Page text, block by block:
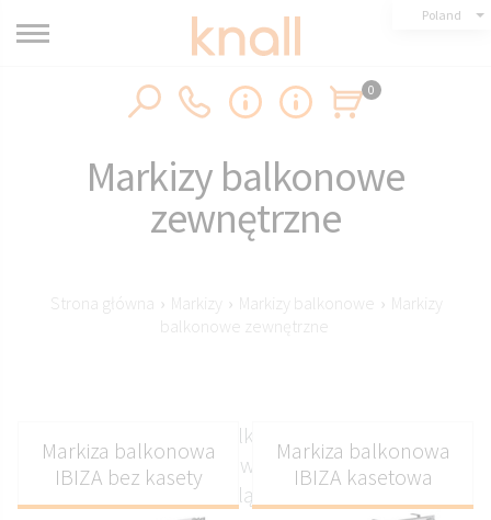
Poland
0
Markizy balkonowe
zewnętrzne
Strona główna › Markizy › Markizy balkonowe › Markizy
balkonowe zewnętrzne
Zewnętrzne markizy balkonowe Knall na wymiar
to trwała osłona montowana po stronie elewacji,
zaprojektowana z myślą o skutecznej ochronie
Markiza balkonowa
IBIZA bez kasety
Markiza balkonowa
IBIZA kasetowa